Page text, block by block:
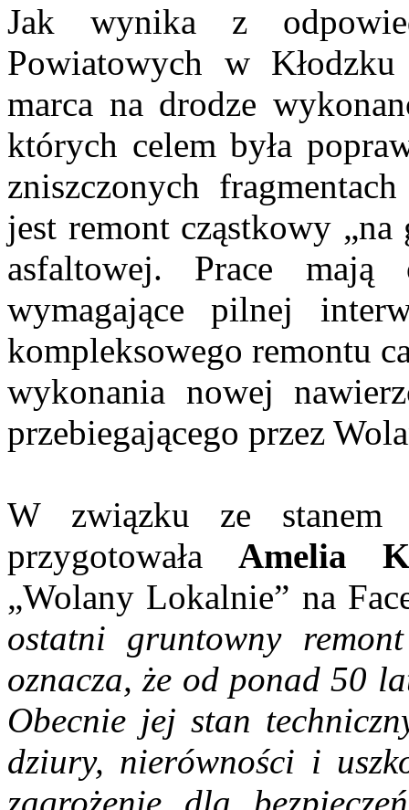
Jak wynika z
Powiatowych w
marca na drodze
których celem była
zniszczonych
jest remont cząstkowy
asfaltowej. Prace
wymagające pilnej
kompleksowego remontu
wykonania nowej
przebiegającego przez
W związku ze
przygotowała Amelia
„Wolany Lokalnie” na
ostatni gruntowny
oznacza, że od ponad 50
Obecnie jej stan
dziury, nierówności i
zagrożenie dla